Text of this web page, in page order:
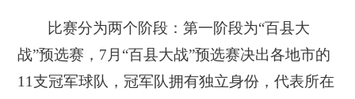
比赛分为两个阶段：第一阶段为“百县大
战”预选赛，7月“百县大战”预选赛决出各地市的
11支冠军球队，冠军队拥有独立身份，代表所在